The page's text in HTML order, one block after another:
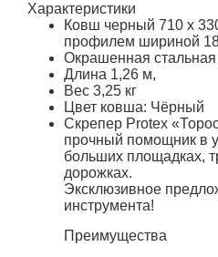
Характеристики
Ковш черный 710 х
профилем шириной
Окрашенная
Длина 1,26 м,
Вес 3,25 кг
Цвет ковша: Чёрный
Скрепер Protex
прочный помощник в
больших площадках,
дорожках.
Эксклюзивное
инструмента!
Преимущества